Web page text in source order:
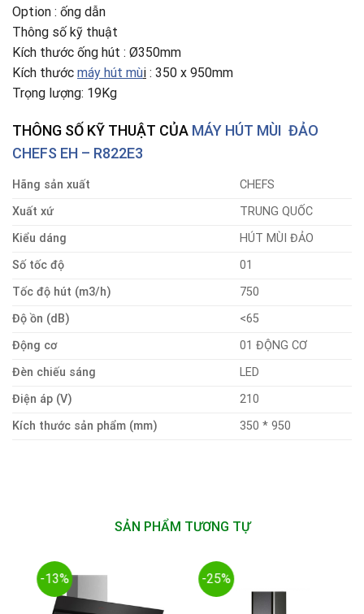
Option : ống dẫn
Thông số kỹ thuật
Kích thước ống hút : Ø350mm
Kích thước máy hút mùi : 350 x 950mm
Trọng lượng: 19Kg
THÔNG SỐ KỸ THUẬT CỦA MÁY HÚT MÙI ĐẢO
CHEFS EH – R822E3
Hãng sản xuất
CHEFS
Xuất xứ
TRUNG QUỐC
Kiểu dáng
HÚT MÙI ĐẢO
Số tốc độ
01
Tốc độ hút (m3/h)
750
Độ ồn (dB)
<65
Động cơ
01 ĐỘNG CƠ
Đèn chiếu sáng
LED
Điện áp (V)
210
Kích thước sản phẩm (mm)
350 * 950
SẢN PHẨM TƯƠNG TỰ
-13% -25%